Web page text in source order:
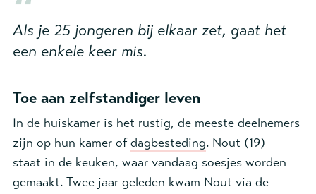
Als je 25 jongeren bij elkaar zet, gaat het
een enkele keer mis.
Toe aan zelfstandiger leven
In de huiskamer is het rustig, de meeste deelnemers
zijn op hun kamer ofdagbesteding. Nout (19)
staat in de keuken, waar vandaag soesjes worden
gemaakt. Twee jaar geleden kwam Nout via de